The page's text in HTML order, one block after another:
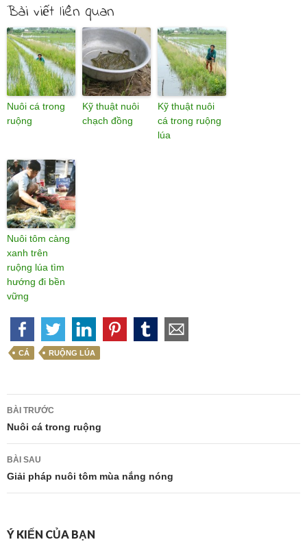
Bài viết liên quan
Nuôi cá trong
ruộng
Kỹ thuật nuôi
chạch đồng
Kỹ thuật nuôi
cá trong ruộng
lúa
Nuôi tôm càng
xanh trên
ruộng lúa tìm
hướng đi bền
vững
CÁ RUỘNG LÚA
Điều
hướng
bài
viết
BÀI TRƯỚC
Nuôi cá trong ruộng
BÀI SAU
Giải pháp nuôi tôm mùa nắng nóng
Ý KIẾN CỦA BẠN